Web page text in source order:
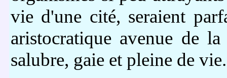
vie d'une cité, seraient
aristocratique avenue de
salubre, gaie et pleine de vie.